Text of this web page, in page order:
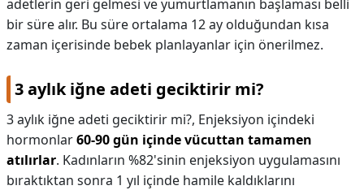
adetlerin geri gelmesi ve yumurtlamanın başlaması belli
bir süre alır. Bu süre ortalama 12 ay olduğundan kısa
zaman içerisinde bebek planlayanlar için önerilmez.
3 aylık iğne adeti geciktirir mi?
3 aylık iğne adeti geciktirir mi?, Enjeksiyon içindeki
hormonlar60-90 gün içinde vücuttan tamamen
atılırlar. Kadınların %82'sinin enjeksiyon uygulamasını
bıraktıktan sonra 1 yıl içinde hamile kaldıklarını